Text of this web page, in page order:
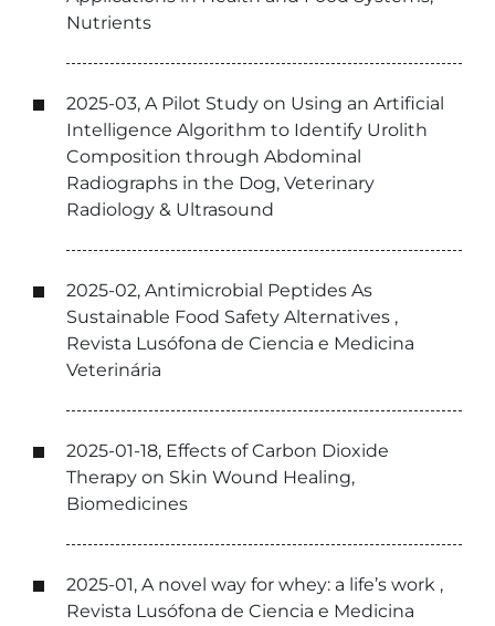
Nutrients
2025-03, A Pilot Study on Using an Artificial
Intelligence Algorithm to Identify Urolith
Composition through Abdominal
Radiographs in the Dog, Veterinary
Radiology & Ultrasound
2025-02, Antimicrobial Peptides As
Sustainable Food Safety Alternatives ,
Revista Lusófona de Ciencia e Medicina
Veterinária
2025-01-18, Effects of Carbon Dioxide
Therapy on Skin Wound Healing,
Biomedicines
2025-01, A novel way for whey: a life’s work ,
Revista Lusófona de Ciencia e Medicina